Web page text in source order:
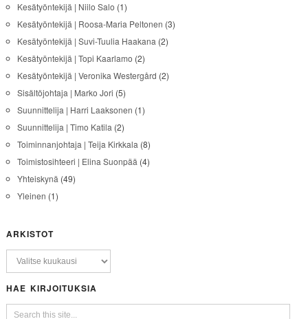
Kesätyöntekijä | Niilo Salo (1)
Kesätyöntekijä | Roosa-Maria Peltonen (3)
Kesätyöntekijä | Suvi-Tuulia Haakana (2)
Kesätyöntekijä | Topi Kaarlamo (2)
Kesätyöntekijä | Veronika Westergård (2)
Sisältöjohtaja | Marko Jori (5)
Suunnittelija | Harri Laaksonen (1)
Suunnittelija | Timo Katila (2)
Toiminnanjohtaja | Teija Kirkkala (8)
Toimistosihteeri | Elina Suonpää (4)
Yhteiskynä (49)
Yleinen (1)
ARKISTOT
HAE KIRJOITUKSIA